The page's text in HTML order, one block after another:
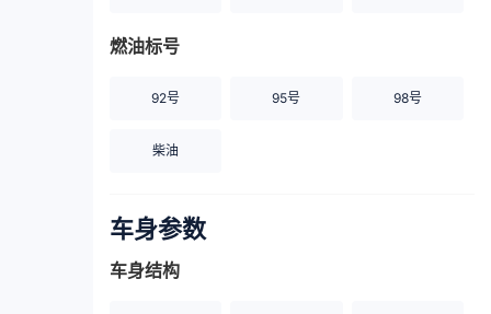
燃油标号
92号 95号 98号
柴油
车身参数
车身结构